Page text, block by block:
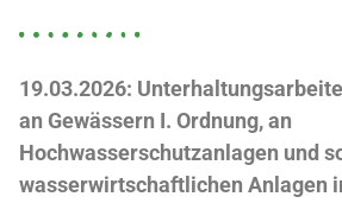
19.03.2026:
an Gewässern I. Ordnung, an
Hochwasserschutzanlagen und
wasserwirtschaftlichen Anlagen